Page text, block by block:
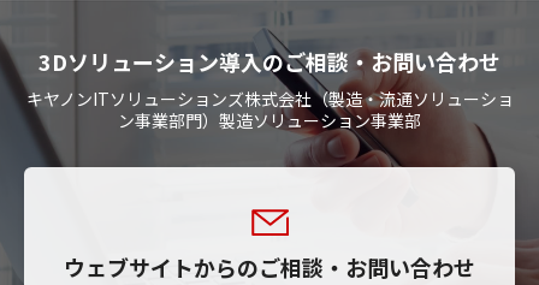
3Dソリューション導入のご相談・お問い合わせ
キヤノンITソリューションズ株式会社（製造・流通ソリューショ
ン事業部門）製造ソリューション事業部
ウェブサイトからのご相談・お問い合わせ